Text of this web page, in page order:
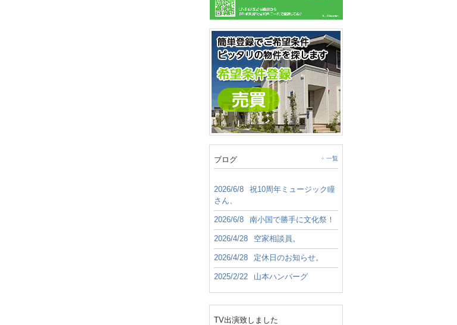
ブログ 一覧
2026/6/8
祝10周年ミュージック瞳
さん、
2026/6/8 南小国で勝手に文化祭！
2026/4/28 空家相談員。
2026/4/28 定休日のお知らせ。
2025/2/22 山本ハンバーグ
TV出演致しました